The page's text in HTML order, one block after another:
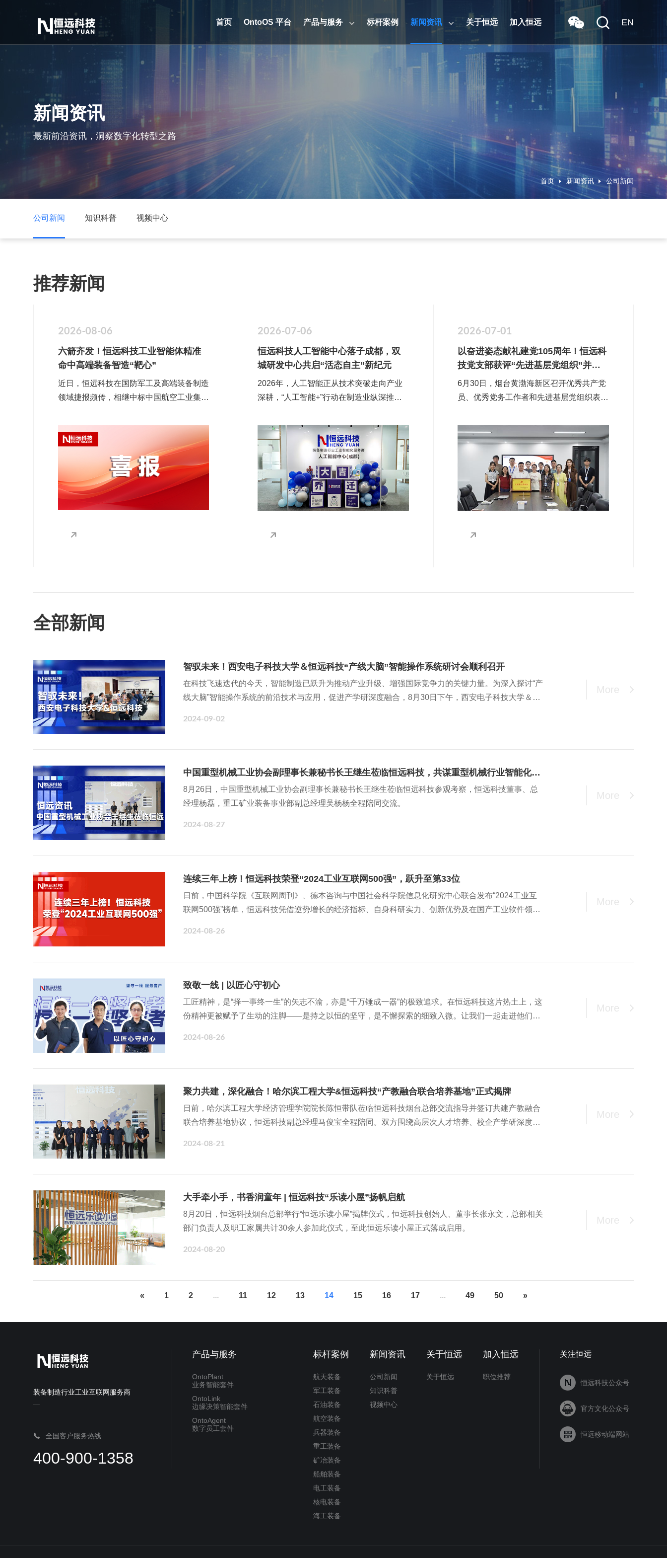
EN
首页 OntoOS 平台 产品与服务 标杆案例 新闻资讯 关于恒远 加入恒远
新闻资讯
最新前沿资讯，洞察数字化转型之路
首页 新闻资讯 公司新闻
公司新闻 知识科普 视频中心
推荐新闻
2026-08-06
六箭齐发！恒远科技工业智能体精准
命中高端装备智造“靶心”
近日，恒远科技在国防军工及高端装备制造
领域捷报频传，相继中标中国航空工业集团
中国航天科工集团某单位RAG专业知识库
与智能体平台建设项目、中国航天科工集团
某单位全链路智能仓储协同与资源调度项
目、中国电气装备集团某公司出厂试验AI智
能分析平台、中国机械工业集团某单位成本
精益智能管控项目、某大型核电装备企业
MES智能升级与生产运营协同项目，六项
电、机械等多领域，充分彰显了恒远科技在
2026-07-06
恒远科技人工智能中心落子成都，双
城研发中心共启“活态自主”新纪元
2026年，人工智能正从技术突破走向产业
深耕，“人工智能+”行动在制造业纵深推
为确定性趋势。同时今年4月，恒远科技在
德国汉诺威发布工业大模型引擎H4
OntoX，随后快速获得资本方密集关注、头
部客户深度合作意向、地方政府专项赋能以
及多家生态伙伴的协同对接。为深化工业AI
服务能力、驱动自身发展，恒远科技正式在
成都成立人工智能中心，开启了一场从底层
2026-07-01
以奋进姿态献礼建党105周年！恒远科
技党支部获评“先进基层党组织”并召
开专题会议学习表彰精神
6月30日，烟台黄渤海新区召开优秀共产党
员、优秀党务工作者和先进基层党组织表彰
齐、择善而从，忠诚履职、担当实干，奋力
开创绿色低碳高质量发展新局面。工委副书
记、管委主任由如林出席并讲话，工委副书
记于复晓主持。恒远科技党支部凭借扎实的
党建工作基础和在“党建+科技创新”领域的
卓越表现，光荣获评“先进基层党组织”称
号！
全部新闻
智驭未来！西安电子科技大学＆恒远科技“产线大脑”智能操作系统研讨会顺利召开
在科技飞速迭代的今天，智能制造已跃升为推动产业升级、增强国际竞争力的关键力量。为深入探讨“产
线大脑”智能操作系统的前沿技术与应用，促进产学研深度融合，8月30日下午，西安电子科技大学＆恒
2024-09-02
More
中国重型机械工业协会副理事长兼秘书长王继生莅临恒远科技，共谋重型机械行业智能化转型新方向！
8月26日，中国重型机械工业协会副理事长兼秘书长王继生莅临恒远科技参观考察，恒远科技董事、总
经理杨磊，重工矿业装备事业部副总经理吴杨杨全程陪同交流。
2024-08-27
More
连续三年上榜！恒远科技荣登“2024工业互联网500强”，跃升至第33位
日前，中国科学院《互联网周刊》、德本咨询与中国社会科学院信息化研究中心联合发布“2024工业互
联网500强”榜单，恒远科技凭借逆势增长的经济指标、自身科研实力、创新优势及在国产工业软件领域
2024-08-26
More
致敬一线 | 以匠心守初心
工匠精神，是“择一事终一生”的矢志不渝，亦是“千万锤成一器”的极致追求。在恒远科技这片热土上，这
份精神更被赋予了生动的注脚——是持之以恒的坚守，是不懈探索的细致入微。让我们一起走进他们的
2024-08-26
More
聚力共建，深化融合！哈尔滨工程大学&恒远科技“产教融合联合培养基地”正式揭牌
日前，哈尔滨工程大学经济管理学院院长陈恒带队莅临恒远科技烟台总部交流指导并签订共建产教融合
联合培养基地协议，恒远科技副总经理马俊宝全程陪同。双方围绕高层次人才培养、校企产学研深度融
2024-08-21
More
大手牵小手，书香润童年 | 恒远科技“乐读小屋”扬帆启航
8月20日，恒远科技烟台总部举行“恒远乐读小屋”揭牌仪式，恒远科技创始人、董事长张永文，总部相关
部门负责人及职工家属共计30余人参加此仪式，至此恒远乐读小屋正式落成启用。
2024-08-20
More
« 1 2 ... 11 12 13 14 15 16 17 ... 49 50 »
装备制造行业工业互联网服务商
全国客户服务热线
400-900-1358
产品与服务
OntoPlant
业务智能套件
OntoLink
边缘决策智能套件
OntoAgent
数字员工套件
标杆案例
航天装备
军工装备
石油装备
航空装备
兵器装备
重工装备
矿冶装备
船舶装备
电工装备
核电装备
海工装备
新闻资讯
公司新闻
知识科普
视频中心
关于恒远
关于恒远
加入恒远
职位推荐
关注恒远
恒远科技公众号
官方文化公众号
恒远移动端网站